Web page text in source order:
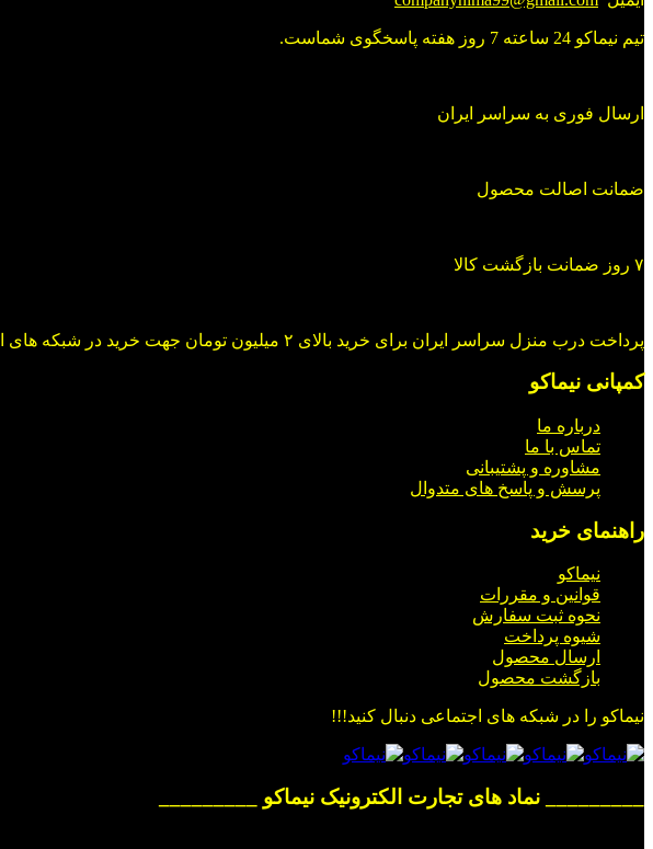
تیم نیماکو 24 ساعته 7 روز هفته پاسخگوی شماست.
ارسال فوری به سراسر ایران
ضمانت اصالت محصول
۷ روز ضمانت بازگشت کالا
پرداخت درب منزل سراسر ایران برای خرید بالای ۲ میلیون تومان جهت خرید در شبکه های اجتماعی با ما در ارتباط باشید.
کمپانی نیماکو
درباره ما
تماس با ما
مشاوره و پشتیبانی
پرسش و پاسخ های متدوال
راهنمای خرید
نیماکو
قوانین و مقررات
نحوه ثبت سفارش
شیوه پرداخت
ارسال محصول
بازگشت محصول
نیماکو را در شبکه های اجتماعی دنبال کنید!!!
_________ نماد های تجارت الکترونیک نیماکو _________